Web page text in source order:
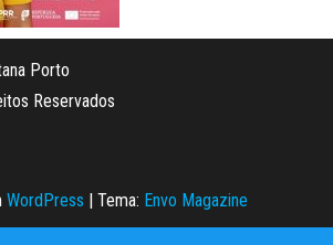
Porto
Reservados
WordPress Tema: Envo Magazine